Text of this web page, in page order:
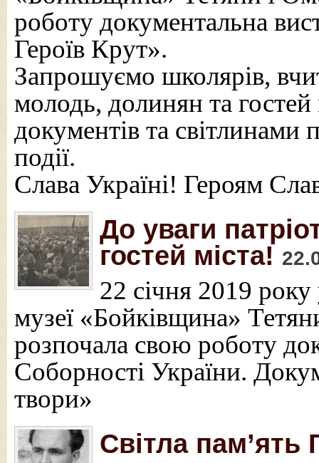
роботу документальна
Героїв Крут».
Запрошуємо школярів,
молодь, долинян та гостей
документів та світлинами
події.
Слава Україні! Героям
До уваги
гостей міста!
22 січня 2019
музеї «Бойківщина»
розпочала свою роботу
Соборності України.
твори»
Світла пам’ять